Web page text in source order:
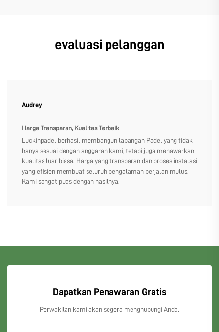
evaluasi pelanggan
Audrey
Harga Transparan, Kualitas Terbaik
Luckinpadel berhasil membangun lapangan Padel yang tidak
hanya sesuai dengan anggaran kami, tetapi juga menawarkan
kualitas luar biasa. Harga yang transparan dan proses instalasi
yang efisien membuat seluruh pengalaman berjalan mulus.
Kami sangat puas dengan hasilnya.
Dapatkan Penawaran Gratis
Perwakilan kami akan segera menghubungi Anda.